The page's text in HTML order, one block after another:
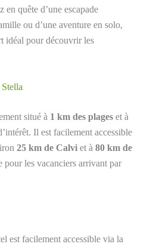
quête d’une escapade
ou d’une aventure en solo,
idéal pour découvrir les
situé à 1 km des plages et à
Il est facilement accessible
25 km de Calvi et à 80 km de
pour les vacanciers arrivant par
est facilement accessible via la